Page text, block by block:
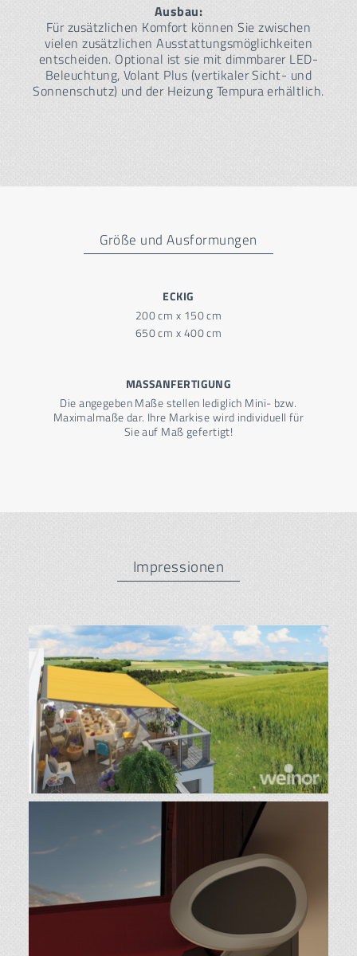
Ausbau:
Für zusätzlichen Komfort können Sie zwischen
vielen zusätzlichen Ausstattungsmöglichkeiten
entscheiden. Optional ist sie mit dimmbarer LED-
Beleuchtung, Volant Plus (vertikaler Sicht- und
Sonnenschutz) und der Heizung Tempura erhältlich.
Größe und Ausformungen
ECKIG
200 cm x 150 cm
650 cm x 400 cm
MASSANFERTIGUNG
Die angegeben Maße stellen lediglich Mini- bzw.
Maximalmaße dar. Ihre Markise wird individuell für
Sie auf Maß gefertigt!
Impressionen